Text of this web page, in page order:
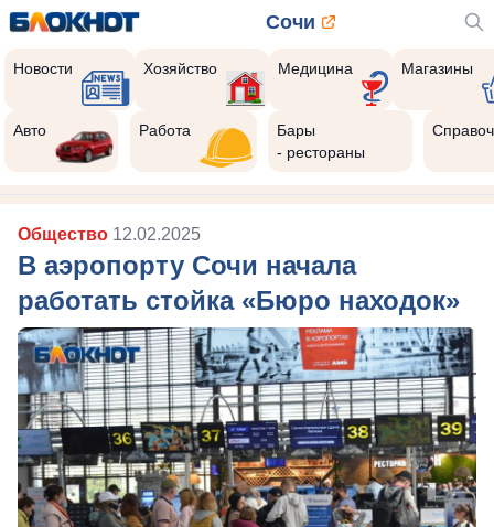
Сочи
Новости Хозяйство Медицина Магазины
Авто Работа
Бары
- рестораны
Общество 12.02.2025
В аэропорту Сочи начала
работать стойка «Бюро находок»